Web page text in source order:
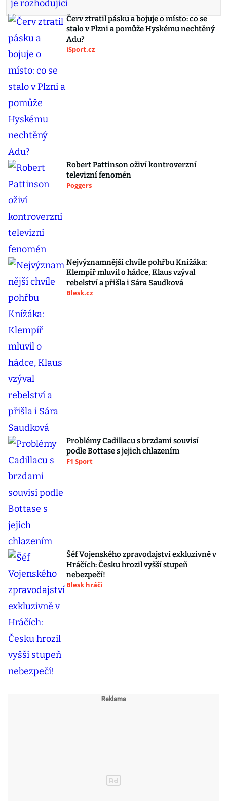
Červ ztratil pásku a bojuje o místo: co se
stalo v Plzni a pomůže Hyskému nechtěný
Adu?
iSport.cz
Robert Pattinson oživí kontroverzní
televizní fenomén
Poggers
Nejvýznamnější chvíle pohřbu Knížáka:
Klempíř mluvil o hádce, Klaus vzýval
rebelství a přišla i Sára Saudková
Blesk.cz
Problémy Cadillacu s brzdami souvisí
podle Bottase s jejich chlazením
F1 Sport
Šéf Vojenského zpravodajství exkluzivně v
Hráčích: Česku hrozil vyšší stupeň
nebezpečí!
Blesk hráči